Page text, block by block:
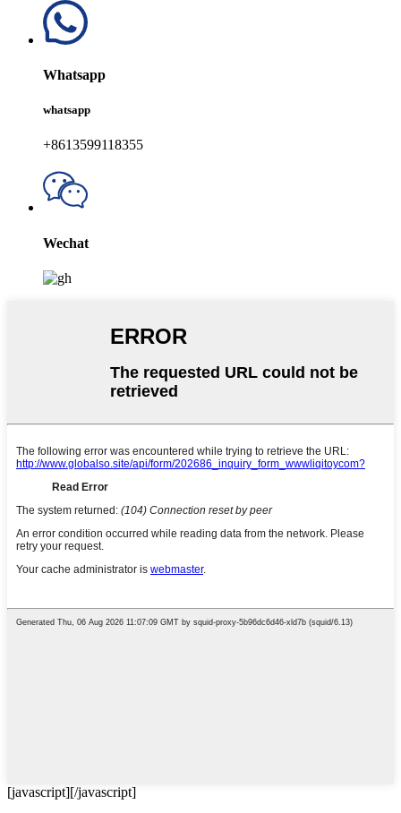
Whatsapp
whatsapp
+8613599118355
Wechat
[javascript][/javascript]